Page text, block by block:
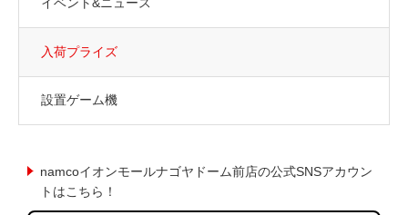
入荷プライズ
設置ゲーム機
namcoイオンモールナゴヤドーム前店の公式SNSアカウン
トはこちら！